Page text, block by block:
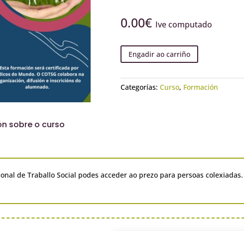
0.00€ Ive computado
Engadir ao carriño
Categorías: Curso, Formación
sobre o curso
de Traballo Social podes acceder ao prezo para persoas